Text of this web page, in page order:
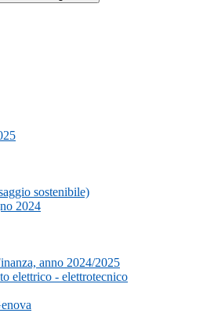
sostenibile)
2024
anno 2024/2025
elettrico - elettrotecnico